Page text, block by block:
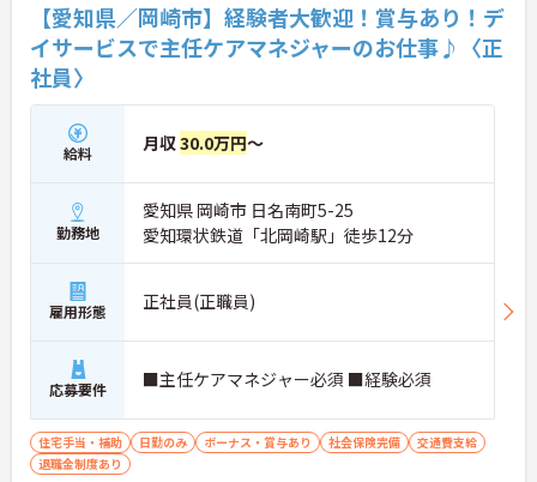
【愛知県／岡崎市】経験者大歓迎！賞与あり！デ
イサービスで主任ケアマネジャーのお仕事♪〈正
社員〉
給料 月収30.0万円～
勤務地
愛知県 岡崎市 日名南町5-25
愛知環状鉄道「北岡崎駅」徒歩12分
雇用形態 正社員(正職員)
応募要件 ■主任ケアマネジャー必須 ■経験必須
住宅手当・補助 日勤のみ ボーナス・賞与あり 社会保険完備
交通費支給
退職金制度あり